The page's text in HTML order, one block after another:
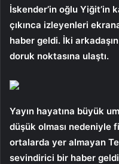
İskender’in oğlu Yiğit’in
çıkınca izleyenleri
haber geldi. İki
doruk noktasına ulaştı.
Yayın hayatına büyük
düşük olması nedeniyle
ortalarda yer almayan
sevindirici bir haber geldi